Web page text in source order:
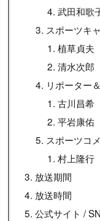
武田和歌
スポーツキ
植草貞夫
清水次郎
リポーター
古川昌希
平岩康佑
スポーツコ
村上隆行
放送期間
放送時間
公式サイト /